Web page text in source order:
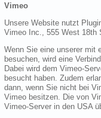
Vimeo
Unsere Website nutzt
Vimeo Inc., 555 West 18th
Wenn Sie eine unserer mit
besuchen, wird eine
Dabei wird dem Vimeo-
besucht haben. Zudem
dann, wenn Sie nicht bei
Vimeo besitzen. Die von
Vimeo-Server in den USA